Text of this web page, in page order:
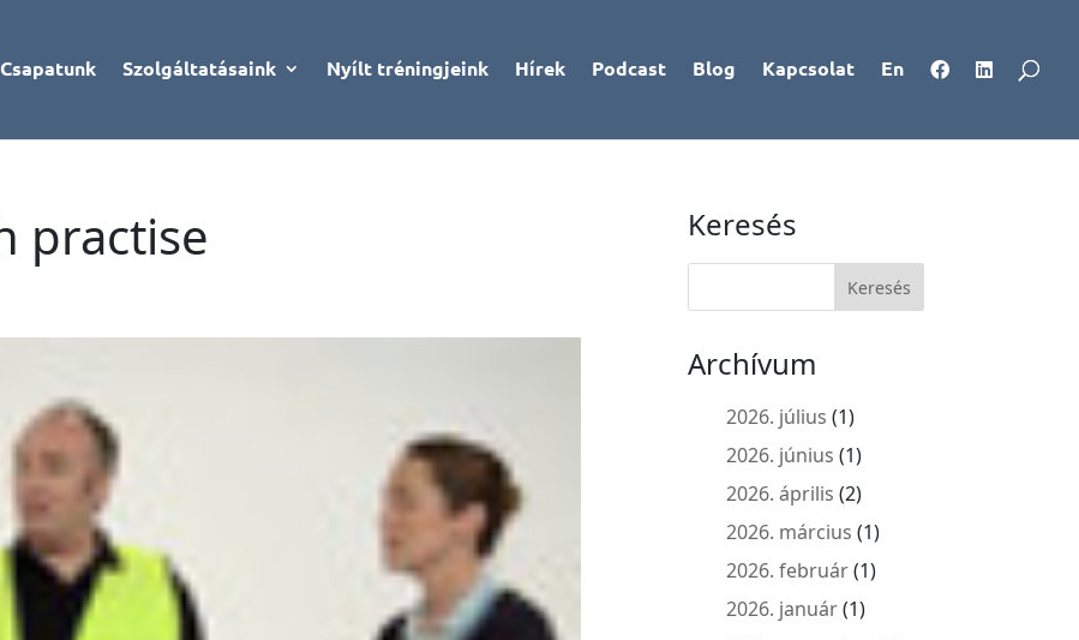
Csapatunk Szolgáltatásaink Nyílt tréningjeink Hírek Podcast Blog Kapcsolat En
practise Keresés
Archívum
2026. július (1)
2026. június (1)
2026. április (2)
2026. március (1)
2026. február(1)
2026. január(1)